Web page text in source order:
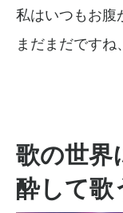
私はいつもお腹
まだまだですね
歌の世界
酔して歌